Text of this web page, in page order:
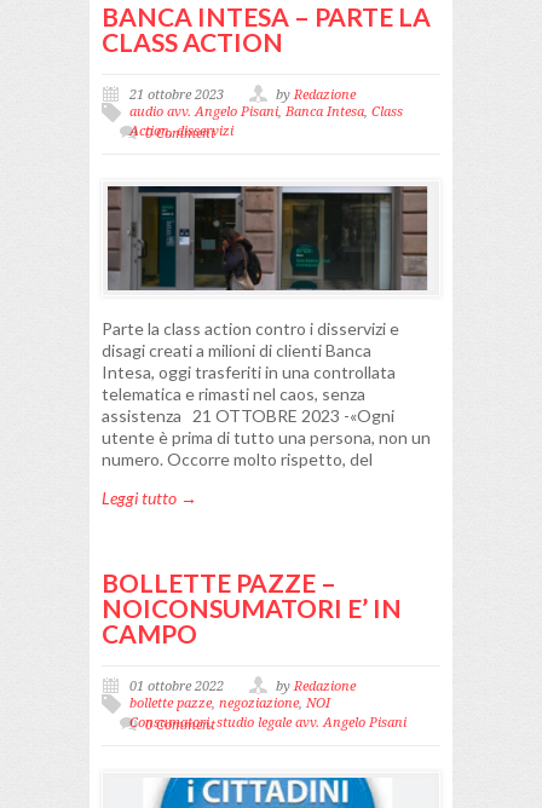
BANCA INTESA – PARTE LA
CLASS ACTION
21 ottobre 2023 byRedazione
audio avv. Angelo Pisani, Banca Intesa, Class
Action,disservizi
0 Comment
Parte la class action contro i disservizi e
disagi creati a milioni di clienti Banca
Intesa, oggi trasferiti in una controllata
telematica e rimasti nel caos, senza
assistenza 21 OTTOBRE 2023 -«Ogni
utente è prima di tutto una persona, non un
numero. Occorre molto rispetto, del
Leggi tutto →
BOLLETTE PAZZE –
NOICONSUMATORI E’ IN
CAMPO
01 ottobre 2022 byRedazione
bollette pazze, negoziazione, NOI
Consumatori,studio legale avv. Angelo Pisani
0 Comment